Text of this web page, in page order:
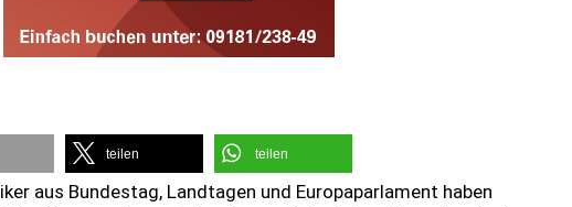
teilen teilen
aus Bundestag, Landtagen und Europaparlament haben